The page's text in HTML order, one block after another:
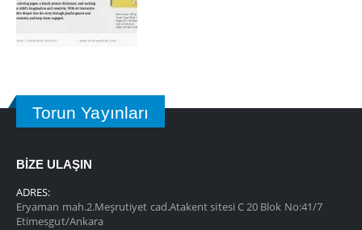
Torun Yayınları
BİZE ULAŞIN
ADRES:
Eryaman mah.2.Meşrutiyet cad.Atakent sitesi C 20 Blok No:41/7
Etimesgut/Ankara